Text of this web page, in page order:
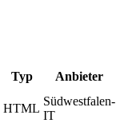
Typ Anbieter
HTML
Südwestfalen-
IT